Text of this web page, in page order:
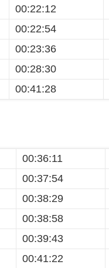
00:22:12
00:22:54
00:23:36
00:28:30
00:41:28
00:36:11
00:37:54
00:38:29
00:38:58
00:39:43
00:41:22